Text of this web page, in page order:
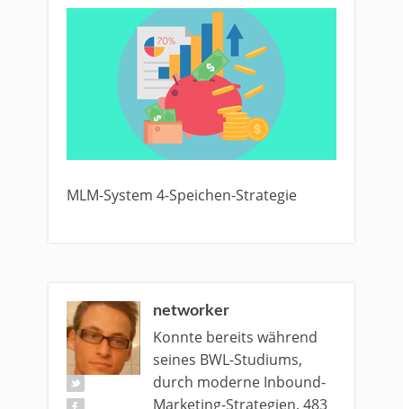
MLM-System 4-Speichen-Strategie
networker
Konnte bereits während
seines BWL-Studiums,
durch moderne Inbound-
Marketing-Strategien, 483